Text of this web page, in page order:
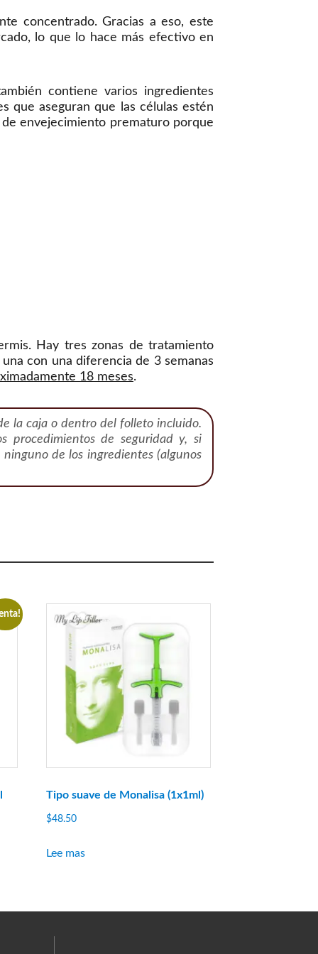
concentrado. Gracias a eso, este
lo que lo hace más efectivo en
contiene varios ingredientes
que aseguran que las células estén
envejecimiento prematuro porque
Hay tres zonas de tratamiento
con una diferencia de 3 semanas
18 meses.
la caja o dentro del folleto incluido.
procedimientos de seguridad y, si
de los ingredientes (algunos
Tipo suave de Monalisa (1x1ml)
$48.50
Lee mas